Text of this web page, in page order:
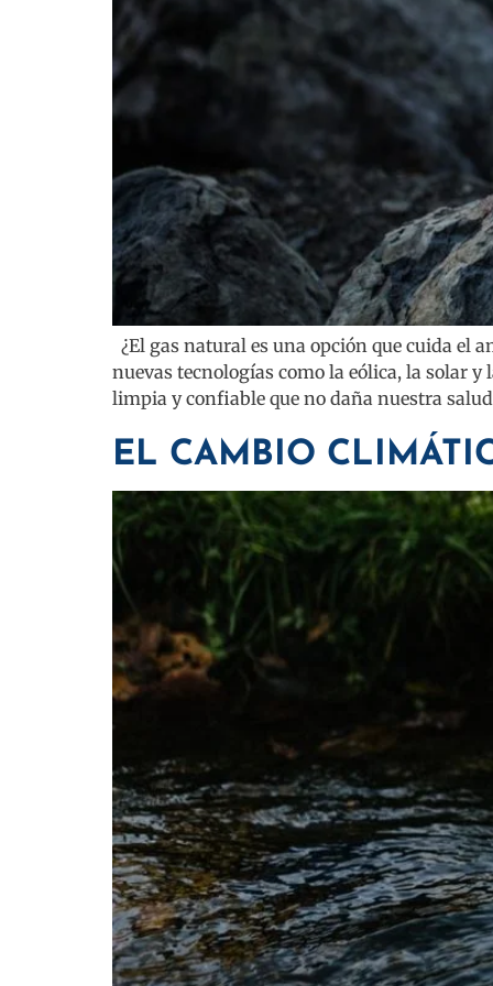
¿El gas natural es una opción que cuida el
nuevas tecnologías como la eólica, la solar
limpia y confiable que no daña nuestra
EL CAMBIO